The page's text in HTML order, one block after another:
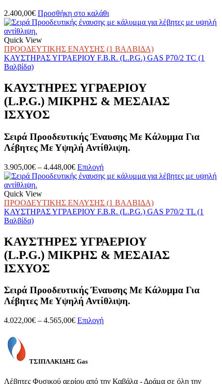
στη
σελίδα
2.400,00€ Προσθήκη στο καλάθι
Quick View
ΠΡΟΟΔΕΥΤΙΚΗΣ ΕΝΑΥΣΗΣ (1 ΒΑΛΒΙΔΑ)
ΚΑΥΣΤΗΡΑΣ ΥΓΡΑΕΡΙΟΥ F.B.R. (L.P.G.) GAS P70/2 TC (1
Βαλβίδα)
ΚΑΥΣΤΗΡΕΣ ΥΓΡΑΕΡΙΟΥ
(L.P.G.) ΜΙΚΡΗΣ & ΜΕΣΑΙΑΣ
ΙΣΧΥΟΣ
Σειρά Προοδευτικής Έναυσης Με Κάλυμμα Για
Λέβητες Με Υψηλή Αντίθλιψη.
3.905,00€ – 4.448,00€Price
range:
4.448,00€
ΕπιλογήΑυτό
το
πολλαπλές
παραλλαγές.
μπορούν
να
επιλεγούν
προϊόντος
Quick View
ΠΡΟΟΔΕΥΤΙΚΗΣ ΕΝΑΥΣΗΣ (1 ΒΑΛΒΙΔΑ)
ΚΑΥΣΤΗΡΑΣ ΥΓΡΑΕΡΙΟΥ F.B.R. (L.P.G.) GAS P70/2 TL (1
Βαλβίδα)
ΚΑΥΣΤΗΡΕΣ ΥΓΡΑΕΡΙΟΥ
(L.P.G.) ΜΙΚΡΗΣ & ΜΕΣΑΙΑΣ
ΙΣΧΥΟΣ
Σειρά Προοδευτικής Έναυσης Με Κάλυμμα Για
Λέβητες Με Υψηλή Αντίθλιψη.
4.022,00€ – 4.565,00€Price
ΕπιλογήΑυτό
ΤΣΙΠΛΑΚΙΔΗΣ Gas
Λέβητες Φυσικού αερίου από την Καβάλα - Δράμα σε όλη την